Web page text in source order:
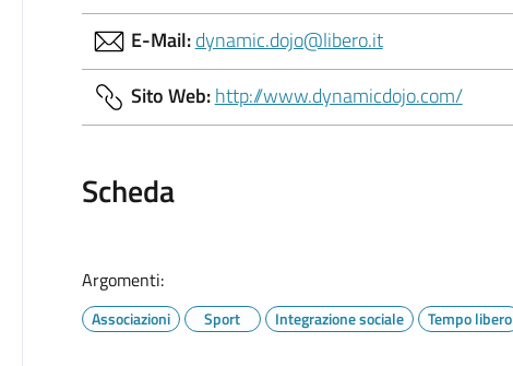
E-Mail:dynamic.dojo@libero.it
Sito Web:http://www.dynamicdojo.com/
Scheda
Argomenti:
Associazioni Sport Integrazione sociale Tempo libero